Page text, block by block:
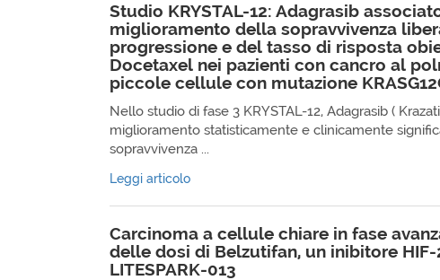
Studio KRYSTAL-12: Adagrasib
miglioramento della sopravvivenza
progressione e del tasso di risposta
Docetaxel nei pazienti con cancro al
piccole cellule con mutazione
Nello studio di fase 3 KRYSTAL-12, Adagrasib (
miglioramento statisticamente e clinicamente
sopravvivenza ...
Leggi articolo
Carcinoma a cellule chiare in fase
delle dosi di Belzutifan, un inibitore
LITESPARK-013